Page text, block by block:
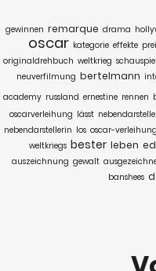
gewinnen remarque drama
oscar kategorie effekte
originaldrehbuch weltkrieg
neuverfilmung bertelmann
academy russland ernestine rennen
oscarverleihung lässt
nebendarstellerin los oscar-verleihung
weltkriegs bester leben
auszeichnung gewalt
banshees